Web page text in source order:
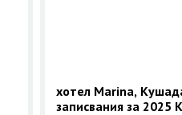
хотел Marina,
записвания за 2025